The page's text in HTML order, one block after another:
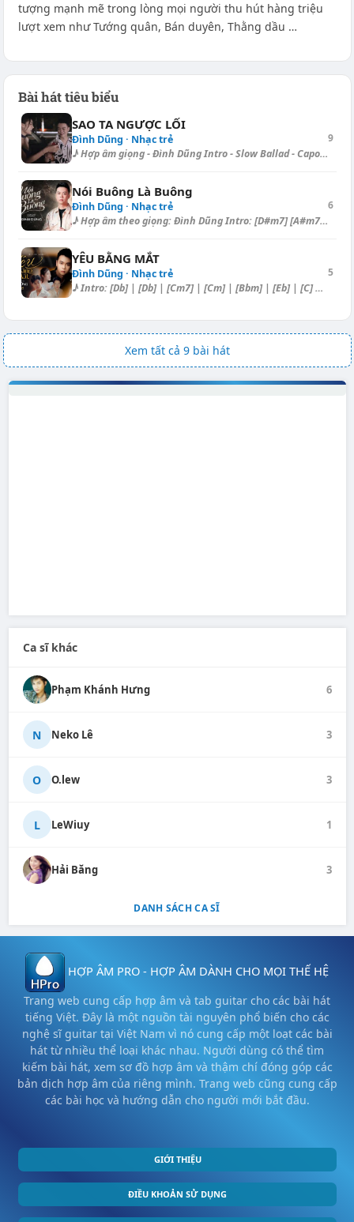
tượng mạnh mẽ trong lòng mọi người thu hút hàng triệu
lượt xem như Tướng quân, Bán duyên, Thằng dầu …
Bài hát tiêu biểu
SAO TA NGƯỢC LỐI
Đình Dũng · Nhạc trẻ
♪ Hợp âm giọng - Đình Dũng Intro - Slow Ballad - Capo II.: [Dbm] | [Dbm]...
9
Nói Buông Là Buông
Đình Dũng · Nhạc trẻ
♪ Hợp âm theo giọng: Đình Dũng Intro: [D#m7] [A#m7] [A#m] [B] [C#] [D#m]...
6
YÊU BẰNG MẮT
Đình Dũng · Nhạc trẻ
♪ Intro: [Db] | [Db] | [Cm7] | [Cm] | [Bbm] | [Eb] | [C] | [Fm] [Db] | [...
5
Xem tất cả 9 bài hát
Ca sĩ khác
Phạm Khánh Hưng 6
N Neko Lê 3
O O.lew 3
L LeWiuy 1
Hải Băng 3
DANH SÁCH CA SĨ
HỢP ÂM PRO - HỢP ÂM DÀNH CHO MỌI THẾ HỆ
Trang web cung cấp hợp âm và tab guitar cho các bài hát
tiếng Việt. Đây là một nguồn tài nguyên phổ biến cho các
nghệ sĩ guitar tại Việt Nam vì nó cung cấp một loạt các bài
hát từ nhiều thể loại khác nhau. Người dùng có thể tìm
kiếm bài hát, xem sơ đồ hợp âm và thậm chí đóng góp các
bản dịch hợp âm của riêng mình. Trang web cũng cung cấp
các bài học và hướng dẫn cho người mới bắt đầu.
GIỚI THIỆU
ĐIỀU KHOẢN SỬ DỤNG